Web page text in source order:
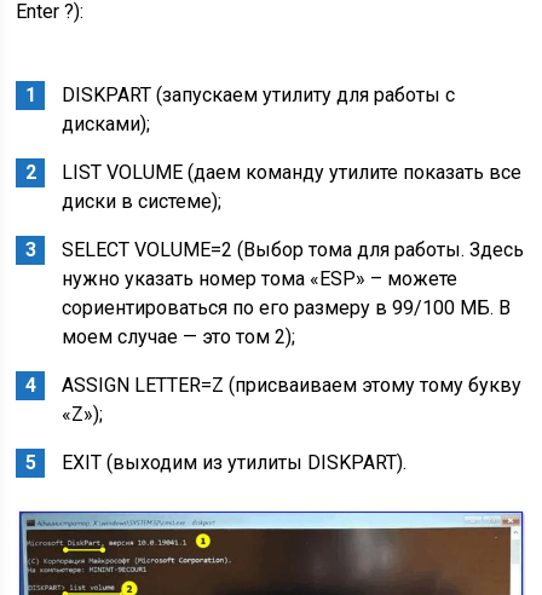
Enter ?):
DISKPART (запускаем утилиту для работы с
дисками);
LIST VOLUME (даем команду утилите показать все
диски в системе);
SELECT VOLUME=2 (Выбор тома для работы. Здесь
нужно указать номер тома «ESP» – можете
сориентироваться по его размеру в 99/100 МБ. В
моем случае — это том 2);
ASSIGN LETTER=Z (присваиваем этому тому букву
«Z»);
EXIT (выходим из утилиты DISKPART).